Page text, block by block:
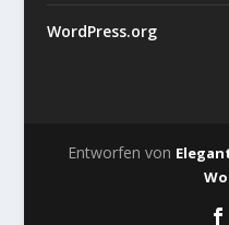
WordPress.org
Entworfen von